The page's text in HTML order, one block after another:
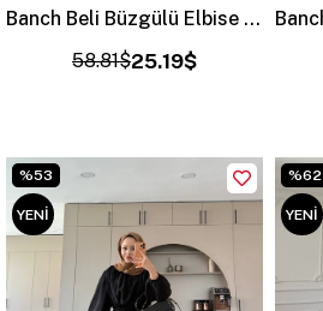
Banch Beli Büzgülü Elbise Siyah (4461)
25.19$
58.81$
%53
YENI
%62
YENI